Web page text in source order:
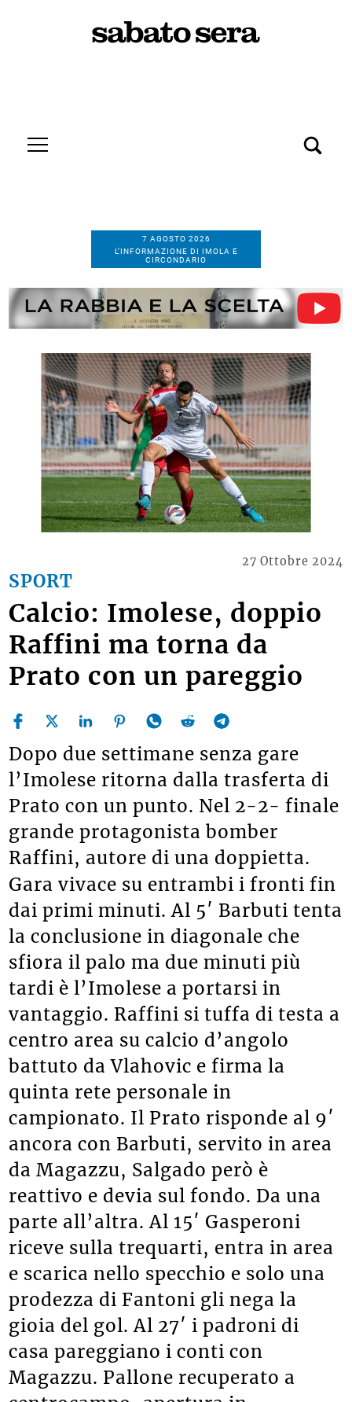
7 AGOSTO 2026
L’INFORMAZIONE DI IMOLA E
CIRCONDARIO
SPORT
27 Ottobre 2024
Calcio: Imolese, doppio
Raffini ma torna da
Prato con un pareggio
Dopo due settimane senza gare
l’Imolese ritorna dalla trasferta di
Prato con un punto. Nel 2-2- finale
grande protagonista bomber
Raffini, autore di una doppietta.
Gara vivace su entrambi i fronti fin
dai primi minuti. Al 5′ Barbuti tenta
la conclusione in diagonale che
sfiora il palo ma due minuti più
tardi è l’Imolese a portarsi in
vantaggio. Raffini si tuffa di testa a
centro area su calcio d’angolo
battuto da Vlahovic e firma la
quinta rete personale in
campionato. Il Prato risponde al 9′
ancora con Barbuti, servito in area
da Magazzu, Salgado però è
reattivo e devia sul fondo. Da una
parte all’altra. Al 15′ Gasperoni
riceve sulla trequarti, entra in area
e scarica nello specchio e solo una
prodezza di Fantoni gli nega la
gioia del gol. Al 27′ i padroni di
casa pareggiano i conti con
Magazzu. Pallone recuperato a